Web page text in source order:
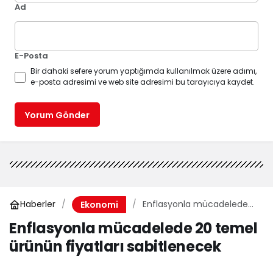
Ad
E-Posta
Bir dahaki sefere yorum yaptığımda kullanılmak üzere adımı,
e-posta adresimi ve web site adresimi bu tarayıcıya kaydet.
Yorum Gönder
Haberler Ekonomi
Enflasyonla mücadelede
sabitlenecek
Enflasyonla mücadelede 20 temel
ürünün fiyatları sabitlenecek